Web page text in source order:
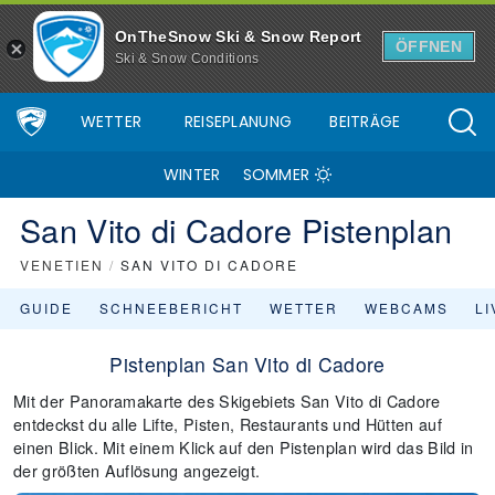
OnTheSnow Ski & Snow Report
Ski & Snow Conditions
ÖFFNEN
WETTER REISEPLANUNG BEITRÄGE
WINTER SOMMER
San Vito di Cadore Pistenplan
VENETIEN / SAN VITO DI CADORE
GUIDE SCHNEEBERICHT WETTER WEBCAMS
Pistenplan San Vito di Cadore
Mit der Panoramakarte des Skigebiets San Vito di Cadore
entdeckst du alle Lifte, Pisten, Restaurants und Hütten auf
einen Blick. Mit einem Klick auf den Pistenplan wird das Bild in
der größten Auflösung angezeigt.